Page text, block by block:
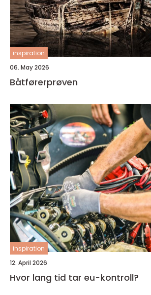
inspiration
06. May 2026
Båtførerprøven
inspiration
12. April 2026
Hvor lang tid tar eu-kontroll?